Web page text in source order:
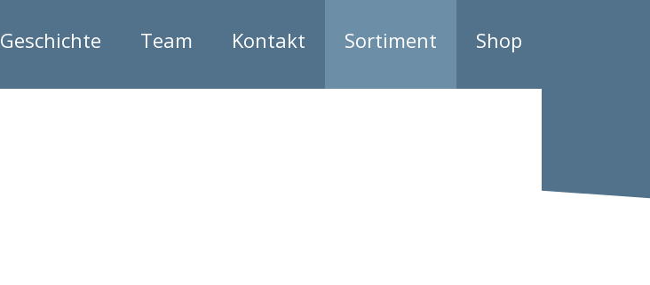
Geschichte Team Kontakt Sortiment Shop